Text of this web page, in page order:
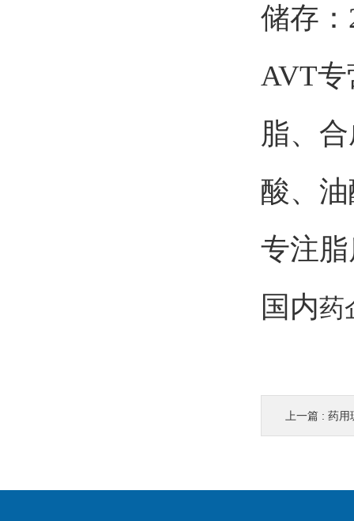
储存
AVT
脂、
酸、
专注
国内药
上一篇 : 药用